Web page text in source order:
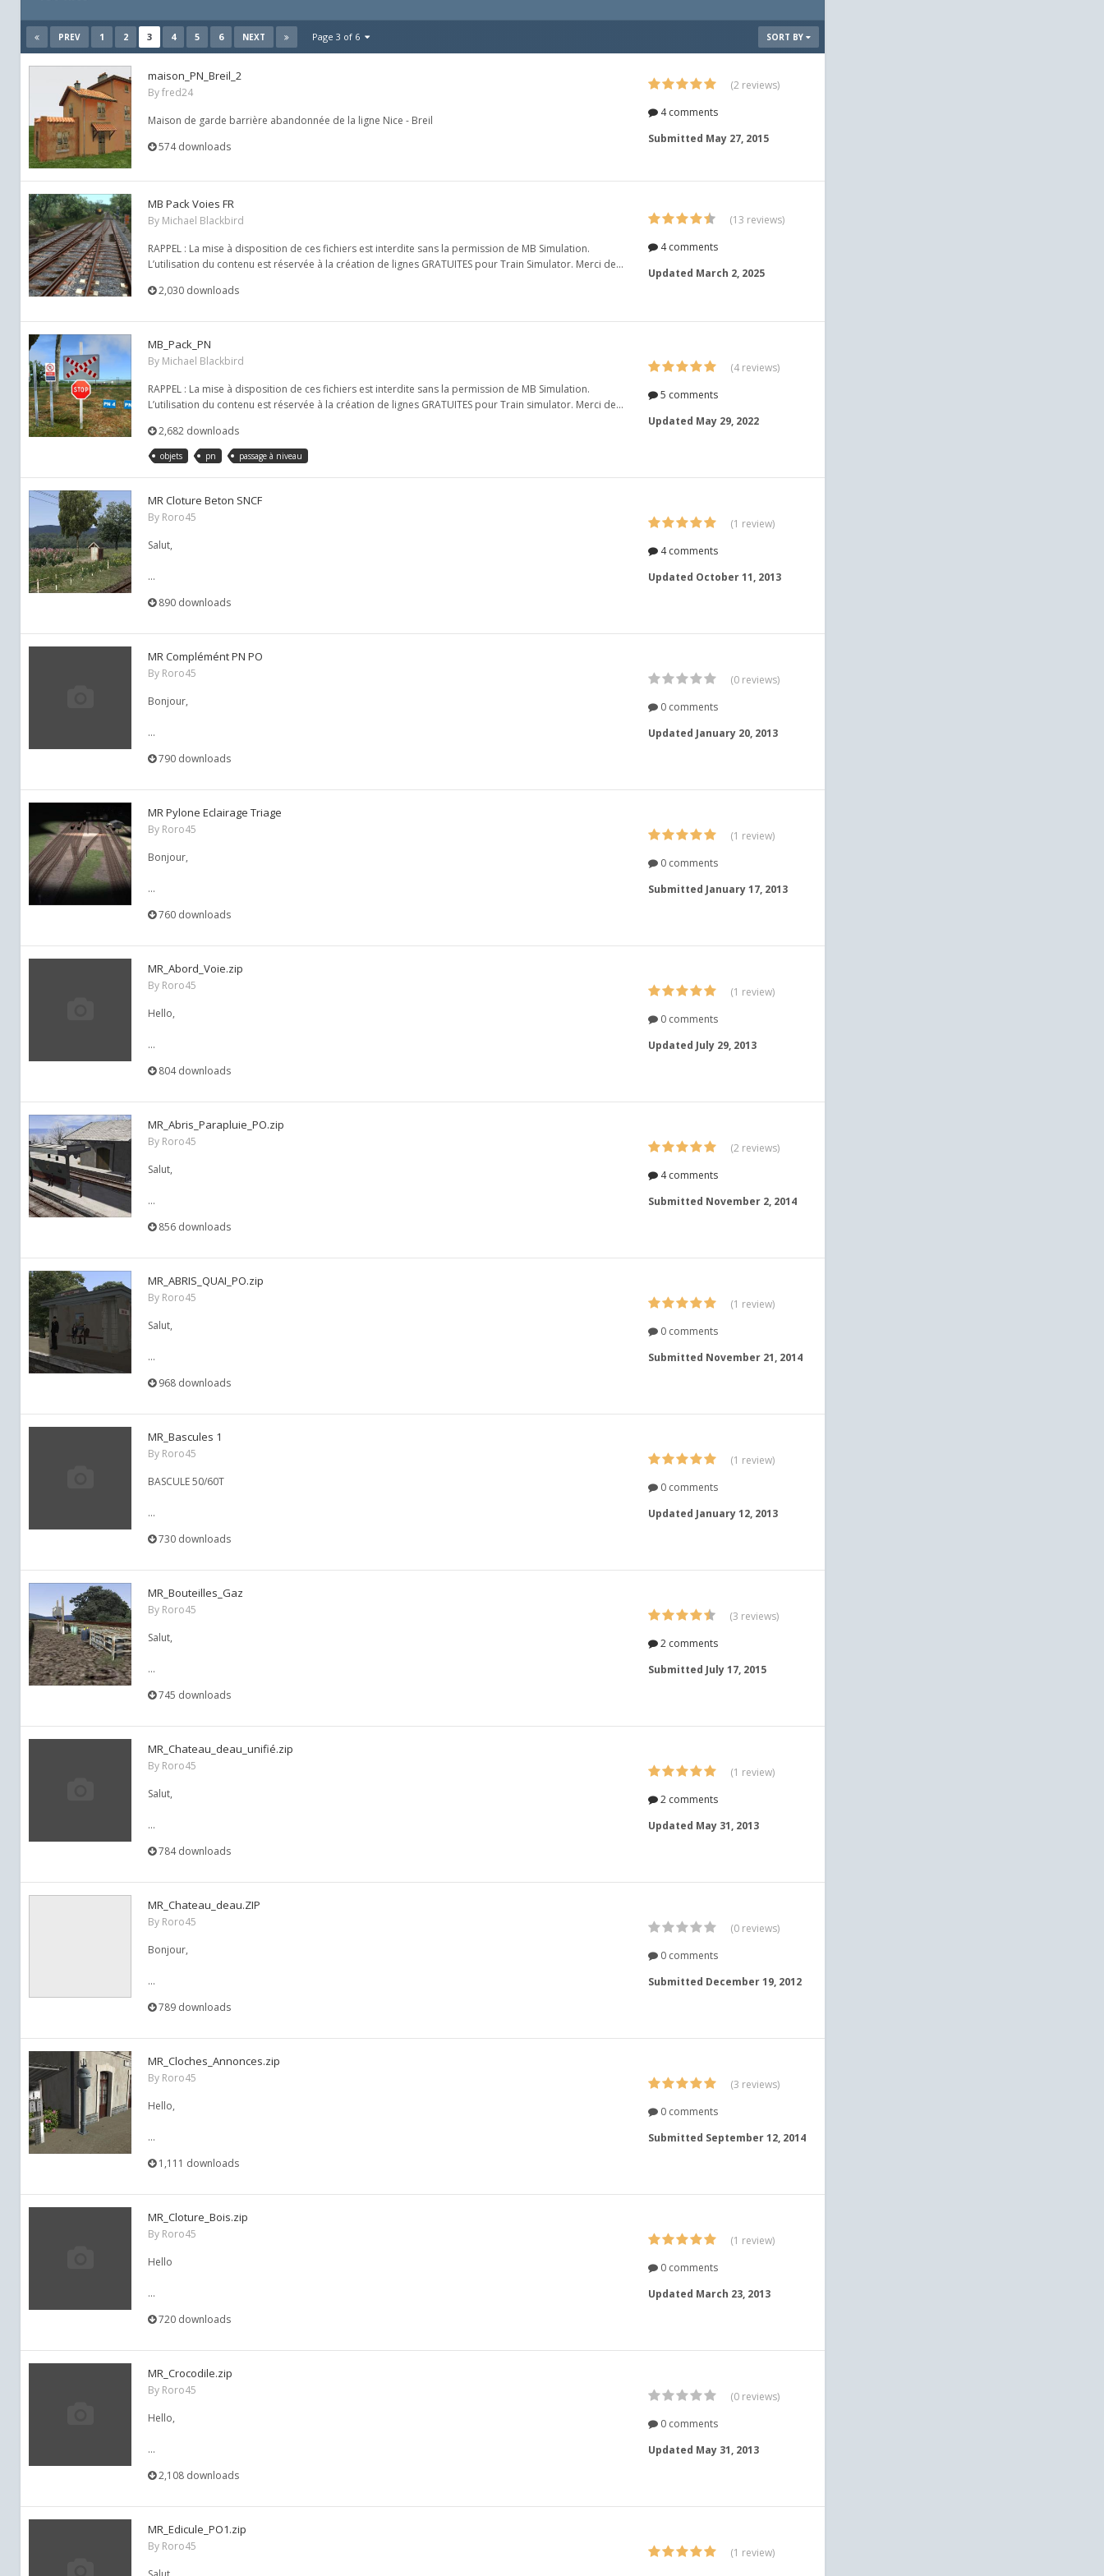
SORT BY
PREV 1 2 3 4 5 6 NEXT Page 3 of 6
maison_PN_Breil_2
Byfred24
Maison de garde barrière abandonnée de la ligne Nice - Breil
574 downloads
(2 reviews)
4 comments
Submitted May 27, 2015
MB Pack Voies FR
By Michael Blackbird
RAPPEL : La mise à disposition de ces fichiers est interdite sans la permission de MB Simulation.
L’utilisation du contenu est réservée à la création de lignes GRATUITES pour Train Simulator. Merci de...
2,030 downloads
(13 reviews)
4 comments
Updated March 2, 2025
MB_Pack_PN
By Michael Blackbird
RAPPEL : La mise à disposition de ces fichiers est interdite sans la permission de MB Simulation.
L’utilisation du contenu est réservée à la création de lignes GRATUITES pour Train simulator. Merci de...
2,682 downloads
objets pn passage à niveau
(4 reviews)
5 comments
Updated May 29, 2022
MR Cloture Beton SNCF
By Roro45
Salut,
...
890 downloads
(1 review)
4 comments
Updated October 11, 2013
MR Complémént PN PO
By Roro45
Bonjour,
...
790 downloads
(0 reviews)
0 comments
Updated January 20, 2013
MR Pylone Eclairage Triage
By Roro45
Bonjour,
...
760 downloads
(1 review)
0 comments
Submitted January 17, 2013
MR_Abord_Voie.zip
By Roro45
Hello,
...
804 downloads
(1 review)
0 comments
Updated July 29, 2013
MR_Abris_Parapluie_PO.zip
By Roro45
Salut,
...
856 downloads
(2 reviews)
4 comments
Submitted November 2, 2014
MR_ABRIS_QUAI_PO.zip
By Roro45
Salut,
...
968 downloads
(1 review)
0 comments
Submitted November 21, 2014
MR_Bascules 1
By Roro45
BASCULE 50/60T
...
730 downloads
(1 review)
0 comments
Updated January 12, 2013
MR_Bouteilles_Gaz
By Roro45
Salut,
...
745 downloads
(3 reviews)
2 comments
Submitted July 17, 2015
MR_Chateau_deau_unifié.zip
By Roro45
Salut,
...
784 downloads
(1 review)
2 comments
Updated May 31, 2013
MR_Chateau_deau.ZIP
By Roro45
Bonjour,
...
789 downloads
(0 reviews)
0 comments
Submitted December 19, 2012
MR_Cloches_Annonces.zip
By Roro45
Hello,
...
1,111 downloads
(3 reviews)
0 comments
Submitted September 12, 2014
MR_Cloture_Bois.zip
By Roro45
Hello
...
720 downloads
(1 review)
0 comments
Updated March 23, 2013
MR_Crocodile.zip
By Roro45
Hello,
...
2,108 downloads
(0 reviews)
0 comments
Updated May 31, 2013
MR_Edicule_PO1.zip
By Roro45
(1 review)